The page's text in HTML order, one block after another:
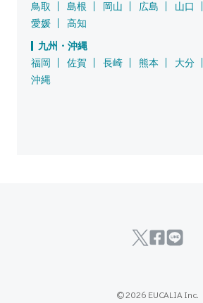
鳥取
島根 岡山 広島 山口
愛媛
高知
九州・沖縄
福岡
佐賀 長崎 熊本 大分
沖縄
© 2026 EUCALIA Inc.